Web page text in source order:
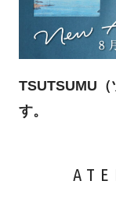
TSUTSUMU（
す。